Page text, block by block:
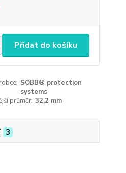
Přidat do košíku
SOBB® protection
systems
průměr: 32,2 mm
3